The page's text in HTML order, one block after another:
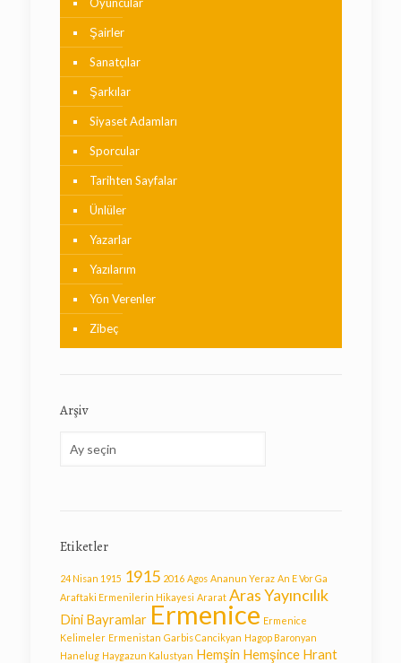
Şairler
Sanatçılar
Şarkılar
Siyaset Adamları
Sporcular
Tarihten Sayfalar
Ünlüler
Yazarlar
Yazılarım
Yön Verenler
Zibeç
Arşiv
Etiketler
24 Nisan 1915 1915 2016 Agos Ananun Yeraz An E Vor Ga
Araftaki Ermenilerin Hikayesi Ararat Aras Yayıncılık
Dini Bayramlar Ermenice Ermenice
Kelimeler Ermenistan Garbis Cancikyan Hagop Baronyan
Hanelug Haygazun Kalustyan Hemşin Hemşince Hrant